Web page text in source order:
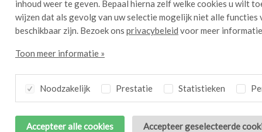
inhoud weer te geven. Bepaal hierna zelf welke cookies u wilt
wijzen dat als gevolg van uw selectie mogelijk niet alle functies
beschikbaar zijn. Bezoek ons privacybeleid voor meer
Toon meer informatie »
Noodzakelijk Prestatie Statistieken
Accepteer alle cookies Accepteer geselecteerde